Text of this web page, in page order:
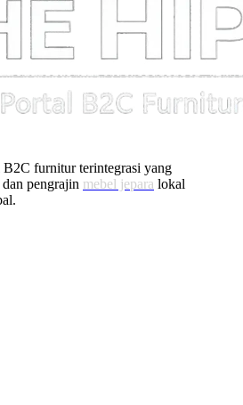
furnitur terintegrasi yang
pengrajin mebel jepara lokal